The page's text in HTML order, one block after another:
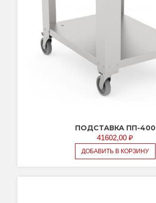
ПОДСТАВКА ПП-400
41602,00 ₽
ДОБАВИТЬ В КОРЗИНУ